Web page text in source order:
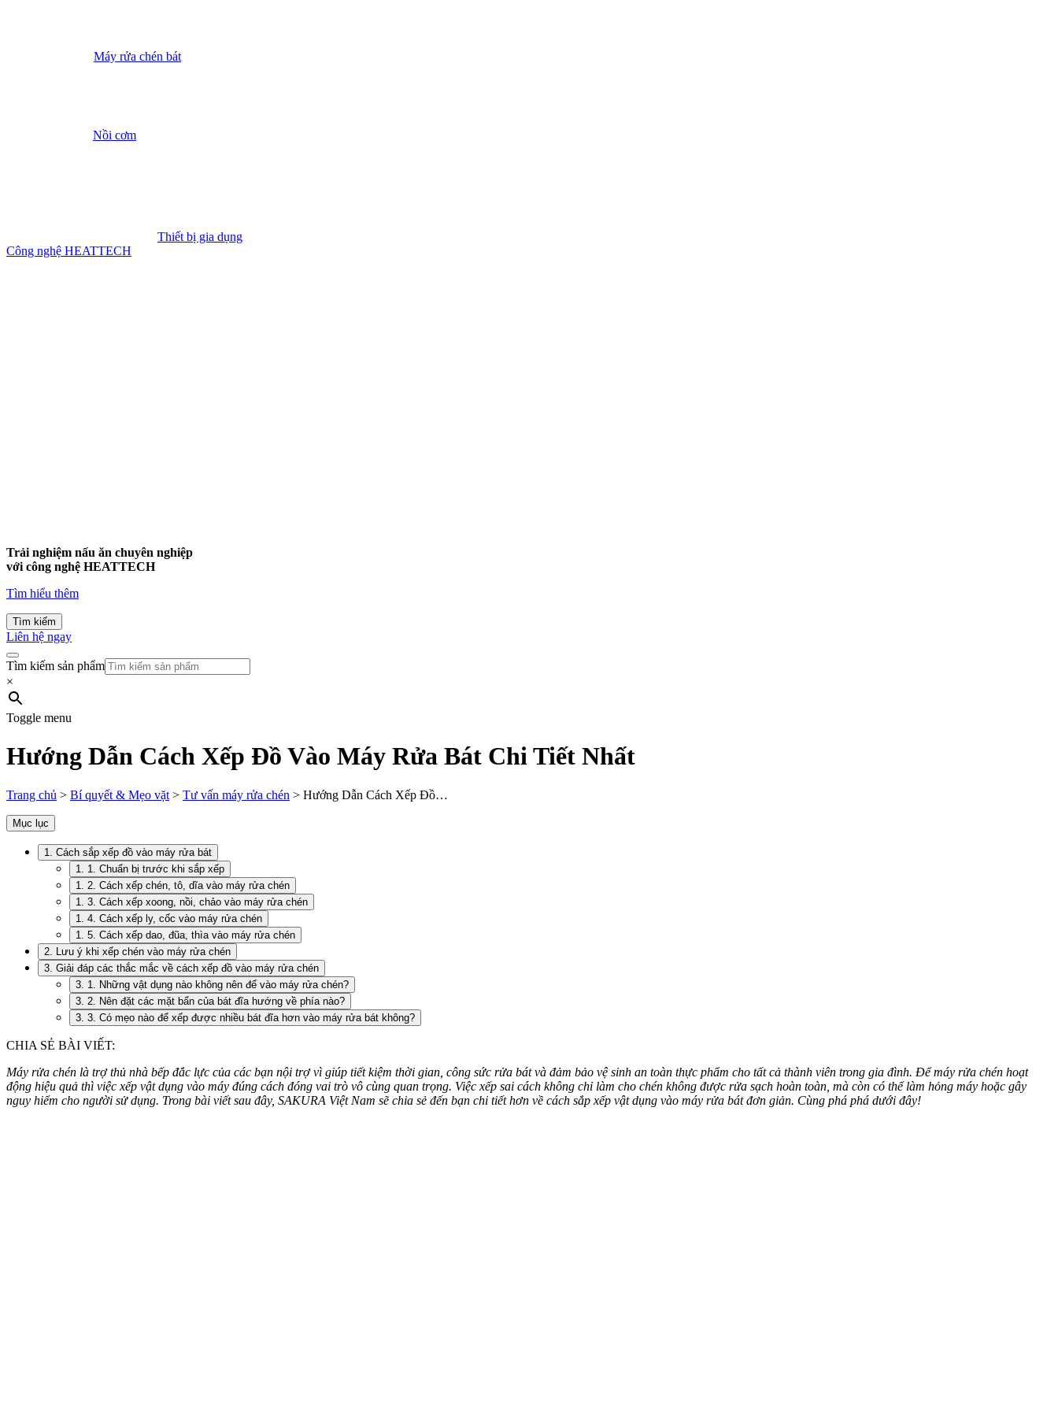
Máy rửa chén bát
Nồi cơm
Thiết bị gia dụng
Công nghệ HEATTECH
Trải nghiệm nấu ăn chuyên nghiệp
với công nghệ HEATTECH
Tìm hiểu thêm
Tìm kiếm
Liên hệ ngay
Tìm kiếm sản phẩm
×
Toggle menu
Hướng Dẫn Cách Xếp Đồ Vào Máy Rửa Bát Chi Tiết Nhất
Trang chủ > Bí quyết & Mẹo vặt > Tư vấn máy rửa chén > Hướng Dẫn Cách Xếp Đồ…
Mục lục
1. Cách sắp xếp đồ vào máy rửa bát
1. 1. Chuẩn bị trước khi sắp xếp
1. 2. Cách xếp chén, tô, dĩa vào máy rửa chén
1. 3. Cách xếp xoong, nồi, chảo vào máy rửa chén
1. 4. Cách xếp ly, cốc vào máy rửa chén
1. 5. Cách xếp dao, đũa, thìa vào máy rửa chén
2. Lưu ý khi xếp chén vào máy rửa chén
3. Giải đáp các thắc mắc về cách xếp đồ vào máy rửa chén
3. 1. Những vật dụng nào không nên để vào máy rửa chén?
3. 2. Nên đặt các mặt bẩn của bát đĩa hướng về phía nào?
3. 3. Có mẹo nào để xếp được nhiều bát đĩa hơn vào máy rửa bát không?
CHIA SẺ BÀI VIẾT:
Máy rửa chén là trợ thủ nhà bếp đắc lực của các bạn nội trợ vì giúp tiết kiệm thời gian, công sức rửa bát và đảm bảo vệ sinh an toàn thực phẩm cho tất cả thành viên trong gia đình. Để máy rửa chén hoạt
động hiệu quả thì việc xếp vật dụng vào máy đúng cách đóng vai trò vô cùng quan trọng. Việc xếp sai cách không chỉ làm cho chén không được rửa sạch hoàn toàn, mà còn có thể làm hỏng máy hoặc gây
nguy hiểm cho người sử dụng. Trong bài viết sau đây, SAKURA Việt Nam sẽ chia sẻ đến bạn chi tiết hơn về cách sắp xếp vật dụng vào máy rửa bát đơn giản. Cùng phá phá dưới đây!